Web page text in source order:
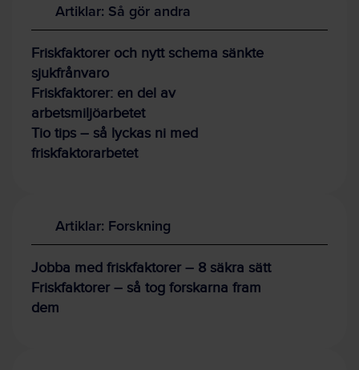
Artiklar: Så gör andra
Friskfaktorer och nytt schema sänkte
sjukfrånvaro
Friskfaktorer: en del av
arbetsmiljöarbetet
Tio tips – så lyckas ni med
friskfaktorarbetet
Artiklar: Forskning
Jobba med friskfaktorer – 8 säkra sätt
Friskfaktorer – så tog forskarna fram
dem